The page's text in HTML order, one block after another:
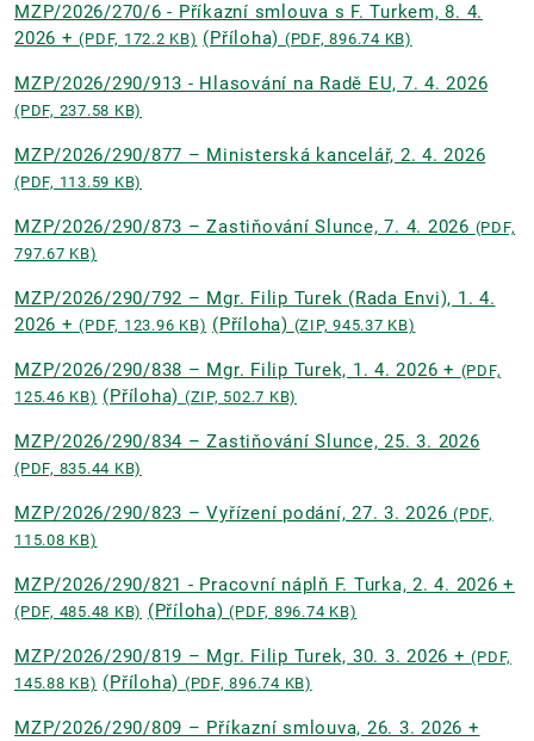
MZP/2026/270/6 - Příkazní smlouva s F. Turkem, 8. 4.
2026 +(PDF, 172.2 KB) (Příloha) (PDF, 896.74 KB)
MZP/2026/290/913 - Hlasování na Radě EU, 7. 4. 2026
(PDF, 237.58 KB)
MZP/2026/290/877 – Ministerská kancelář, 2. 4. 2026
(PDF, 113.59 KB)
MZP/2026/290/873 – Zastiňování Slunce, 7. 4. 2026 (PDF,
797.67 KB)
MZP/2026/290/792 – Mgr. Filip Turek (Rada Envi), 1. 4.
2026 +(PDF, 123.96 KB) (Příloha) (ZIP, 945.37 KB)
MZP/2026/290/838 – Mgr. Filip Turek, 1. 4. 2026 + (PDF,
125.46 KB) (Příloha) (ZIP, 502.7 KB)
MZP/2026/290/834 – Zastiňování Slunce, 25. 3. 2026
(PDF, 835.44 KB)
MZP/2026/290/823 – Vyřízení podání, 27. 3. 2026 (PDF,
115.08 KB)
MZP/2026/290/821 - Pracovní náplň F. Turka, 2. 4. 2026 +
(PDF, 485.48 KB) (Příloha)(PDF, 896.74 KB)
MZP/2026/290/819 – Mgr. Filip Turek, 30. 3. 2026 +(PDF,
145.88 KB) (Příloha) (PDF, 896.74 KB)
MZP/2026/290/809 – Příkazní smlouva, 26. 3. 2026 +